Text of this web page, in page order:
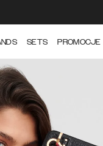
SETS PROMOCJE